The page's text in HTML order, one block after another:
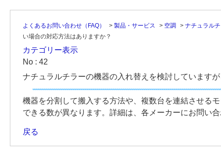
よくあるお問い合わせ（FAQ） > 製品・サービス > 空調 > ナチュラル
い場合の対応方法はありますか？
カテゴリー表示
No : 42
ナチュラルチラーの機器の入れ替えを検討しています
機器を分割して搬入する方法や、複数台を連結させる
できる数が異なります。詳細は、各メーカーにお問い
戻る